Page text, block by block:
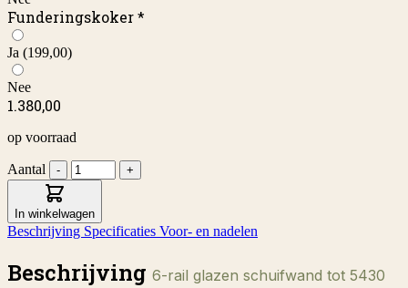
Funderingskoker*
Ja (199,00)
Nee
1.380,00
op voorraad
Aantal - +
In winkelwagen
Beschrijving Specificaties Voor- en nadelen
Beschrijving 6-rail glazen schuifwand tot 5430